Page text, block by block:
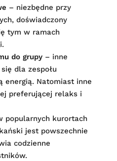
– niezbędne przy
doświadczony
tym w ramach
do grupy – inne
dla zespołu
energią. Natomiast inne
preferującej relaks i
popularnych kurortach
jest powszechnie
codzienne